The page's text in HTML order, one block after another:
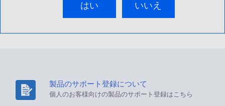
はい いいえ
製品のサポート登録について
個人のお客様向けの製品のサポート登録はこちら